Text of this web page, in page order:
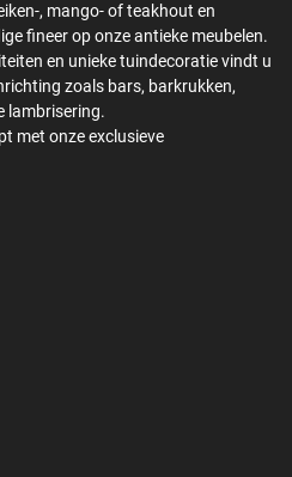
, mango- of teakhout en
fineer op onze antieke meubelen.
en unieke tuindecoratie vindt u
zoals bars, barkrukken,
lambrisering.
met onze exclusieve